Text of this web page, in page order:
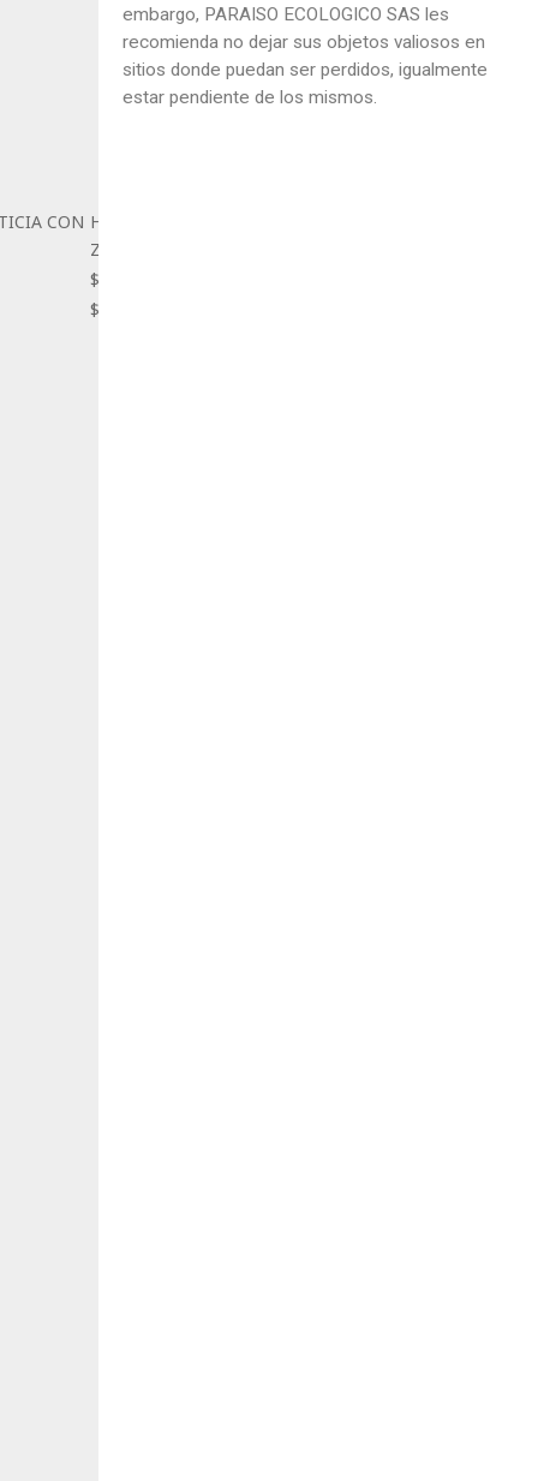
CON HOTEL EN LETICIA CON
ZURUMA
$1.660.000
$1.560.000
embargo, PARAISO ECOLOGICO SAS les
recomienda no dejar sus objetos valiosos en
sitios donde puedan ser perdidos, igualmente
estar pendiente de los mismos.